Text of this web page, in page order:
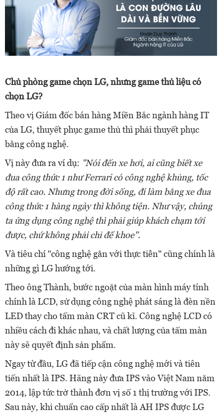
Chủ phòng game chọn LG, nhưng game thủ liệu có
chọn LG?
Theo vị Giám đốc bán hàng Miền Bắc ngành hàng IT
của LG, thuyết phục game thủ thì phải thuyết phục
bằng công nghệ.
Vị này đưa ra ví dụ: "Nói đến xe hơi, ai cũng biết xe
đua công thức 1 như Ferrari có công nghệ khủng, tốc
độ rất cao. Nhưng trong đời sống, đi làm bằng xe đua
công thức 1 hàng ngày thì không tiện. Như vậy, chúng
ta ứng dụng công nghệ thì phải giúp khách chạm tới
được, chứ không phải chỉ để khoe".
Và tiêu chí "công nghệ gắn với thực tiễn" cũng chính là
những gì LG hướng tới.
Theo ông Thành, bước ngoặt của màn hình máy tính
chính là LCD, sử dụng công nghệ phát sáng là đèn nền
LED thay cho tấm màn CRT cũ kĩ. Công nghệ LCD có
nhiều cách đi khác nhau, và chất lượng của tấm màn
này sẽ quyết định sản phẩm.
Ngay từ đầu, LG đã tiếp cận công nghệ mới và tiên
tiến nhất là IPS. Hãng này đưa IPS vào Việt Nam năm
2014, lập tức trở thành đơn vị số 1 thị trường với IPS.
Sau này, khi chuẩn cao cấp nhất là AH IPS được LG